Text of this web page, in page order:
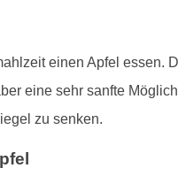
einen Apfel
eine sehr sanfte
zu senken.